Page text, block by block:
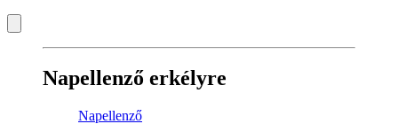
Napellenző erkélyre
Napellenző